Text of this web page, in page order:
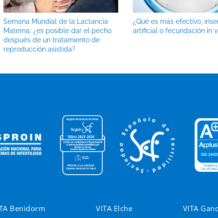
Semana Mundial de la Lactancia
Materna: ¿es posible dar el pecho
después de un tratamiento de
reproducción asistida?
¿Qué es más efectivo,
artificial o fecundación in
Benidorm VITA Elche VITA